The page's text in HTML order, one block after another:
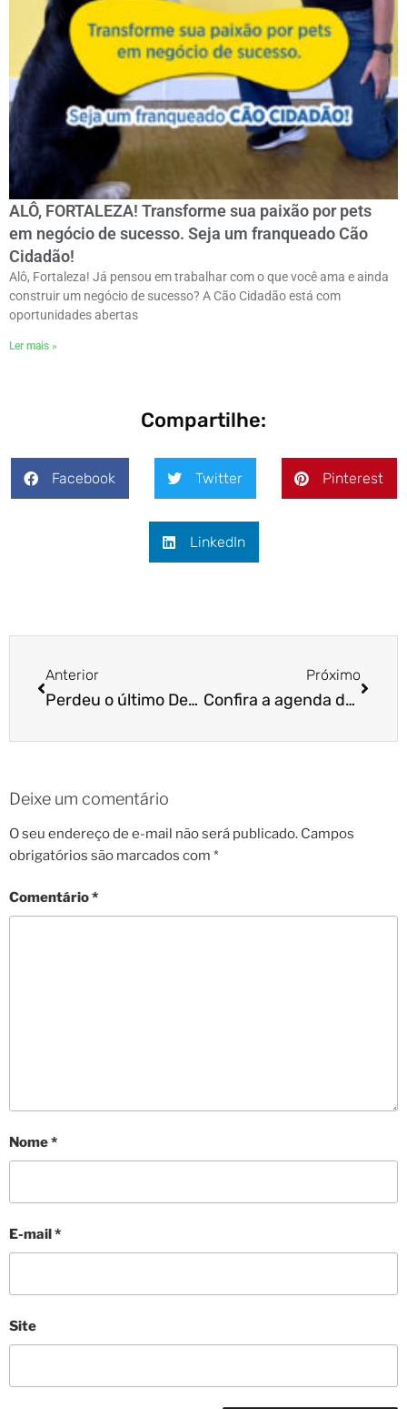
ALÔ, FORTALEZA! Transforme sua paixão por pets
em negócio de sucesso. Seja um franqueado Cão
Cidadão!
Alô, Fortaleza! Já pensou em trabalhar com o que você ama e ainda
construir um negócio de sucesso? A Cão Cidadão está com
oportunidades abertas
Ler mais »
Compartilhe:
Facebook Twitter Pinterest
LinkedIn
Anterior
Perdeu o último Desafio Pet? Confira qui!
Próximo
Confira a agenda de julho da Cão Cidadão!
Deixe um comentário
O seu endereço de e-mail não será publicado. Campos
obrigatórios são marcados com *
Comentário*
Nome*
E-mail*
Site